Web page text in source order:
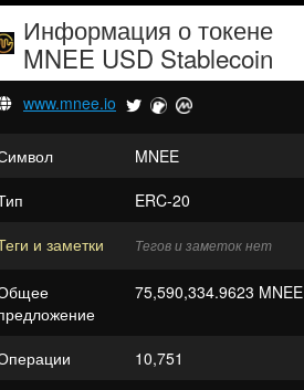
Информация о токене
MNEE USD Stablecoin
www.mnee.io
MNEE
ERC-20
и заметки
Тегов и заметок нет
75,590,334.9623 MNEE
10,751